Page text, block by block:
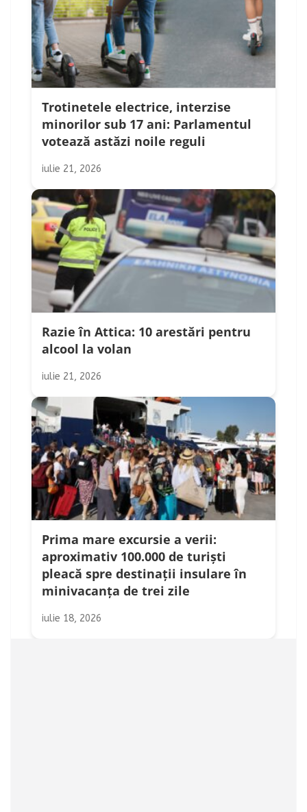
Trotinetele electrice, interzise
minorilor sub 17 ani: Parlamentul
votează astăzi noile reguli
iulie 21, 2026
Razie în Attica: 10 arestări pentru
alcool la volan
iulie 21, 2026
Prima mare excursie a verii:
aproximativ 100.000 de turiști
pleacă spre destinații insulare în
minivacanța de trei zile
iulie 18, 2026